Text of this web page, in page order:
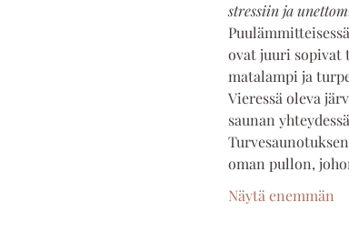
stressiin ja
ovat juuri sopivat
matalampi ja
Vieressä oleva
saunan
oman pullon,
Näytä enemmän